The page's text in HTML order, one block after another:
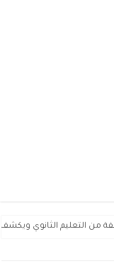
من التعليم الثانوي ويكشف